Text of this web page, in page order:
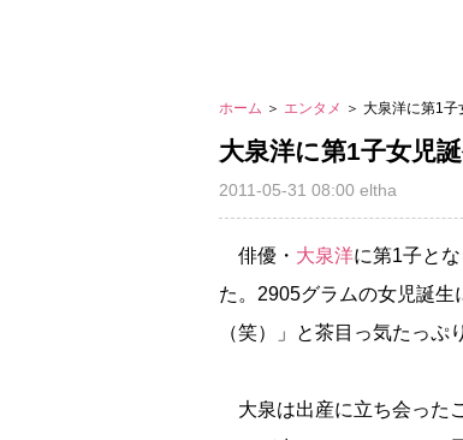
ホーム ＞ エンタメ ＞ 大泉洋に第1
大泉洋に第1子女児
2011-05-31 08:00 eltha
俳優・ 大泉洋に第1子と
た。2905グラムの女児誕
（笑）」と茶目っ気たっぷ
大泉は出産に立ち会った